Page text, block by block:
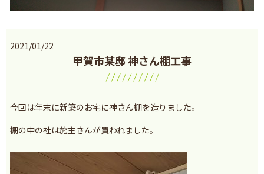
2021/01/22
甲賀市某邸 神さん棚工事
今回は年末に新築のお宅に神さん棚を造りました。
棚の中の社は施主さんが買われました。